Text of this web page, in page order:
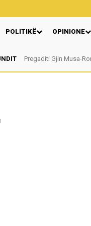
POLITIKË OPINIONE
Pregaditi Gjin Musa-
Nga: Ndue Dedaj